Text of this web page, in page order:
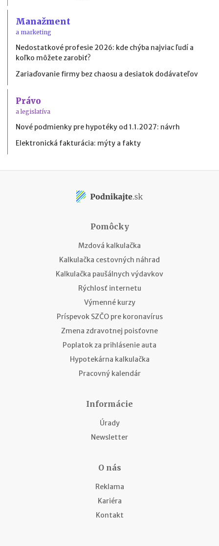
Manažment
a marketing
Nedostatkové profesie 2026: kde chýba najviac ľudí a
koľko môžete zarobiť?
Zariaďovanie firmy bez chaosu a desiatok dodávateľov
Právo
a legislatíva
Nové podmienky pre hypotéky od 1.1.2027: návrh
Elektronická fakturácia: mýty a fakty
Pomôcky
Mzdová kalkulačka
Kalkulačka cestovných náhrad
Kalkulačka paušálnych výdavkov
Rýchlosť internetu
Výmenné kurzy
Príspevok SZČO pre koronavírus
Zmena zdravotnej poisťovne
Poplatok za prihlásenie auta
Hypotekárna kalkulačka
Pracovný kalendár
Informácie
Úrady
Newsletter
O nás
Reklama
Kariéra
Kontakt